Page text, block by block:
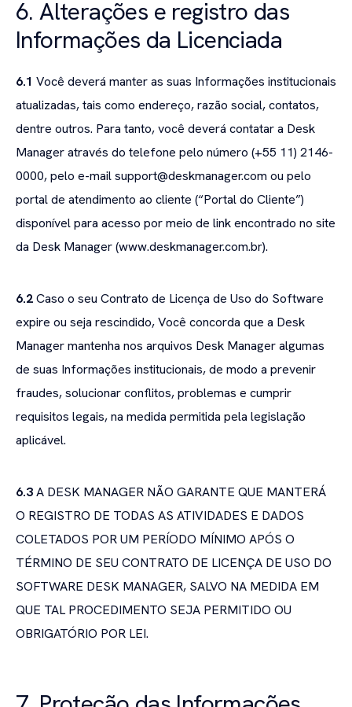
6. Alterações e registro das
Informações da Licenciada
6.1 Você deverá manter as suas Informações institucionais
atualizadas, tais como endereço, razão social, contatos,
dentre outros. Para tanto, você deverá contatar a Desk
Manager através do telefone pelo número (+55 11) 2146-
0000, pelo e-mail support@deskmanager.com ou pelo
portal de atendimento ao cliente (“Portal do Cliente”)
disponível para acesso por meio de link encontrado no site
da Desk Manager (www.deskmanager.com.br).
6.2Caso o seu Contrato de Licença de Uso do Software
expire ou seja rescindido, Você concorda que a Desk
Manager mantenha nos arquivos Desk Manager algumas
de suas Informações institucionais, de modo a prevenir
fraudes, solucionar conflitos, problemas e cumprir
requisitos legais, na medida permitida pela legislação
aplicável.
6.3A DESK MANAGER NÃO GARANTE QUE MANTERÁ
O REGISTRO DE TODAS AS ATIVIDADES E DADOS
COLETADOS POR UM PERÍODO MÍNIMO APÓS O
TÉRMINO DE SEU CONTRATO DE LICENÇA DE USO DO
SOFTWARE DESK MANAGER, SALVO NA MEDIDA EM
QUE TAL PROCEDIMENTO SEJA PERMITIDO OU
OBRIGATÓRIO POR LEI.